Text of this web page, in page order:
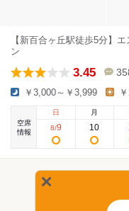
【新百合ヶ丘駅徒歩5分】
ン
3.45
￥3,000～￥3,999
空席
情報
日
8/9
月
10